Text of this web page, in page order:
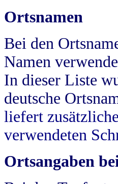
Ortsnamen
Bei den
Namen
In dieser Liste
deutsche
liefert
verwendeten
Ortsangaben